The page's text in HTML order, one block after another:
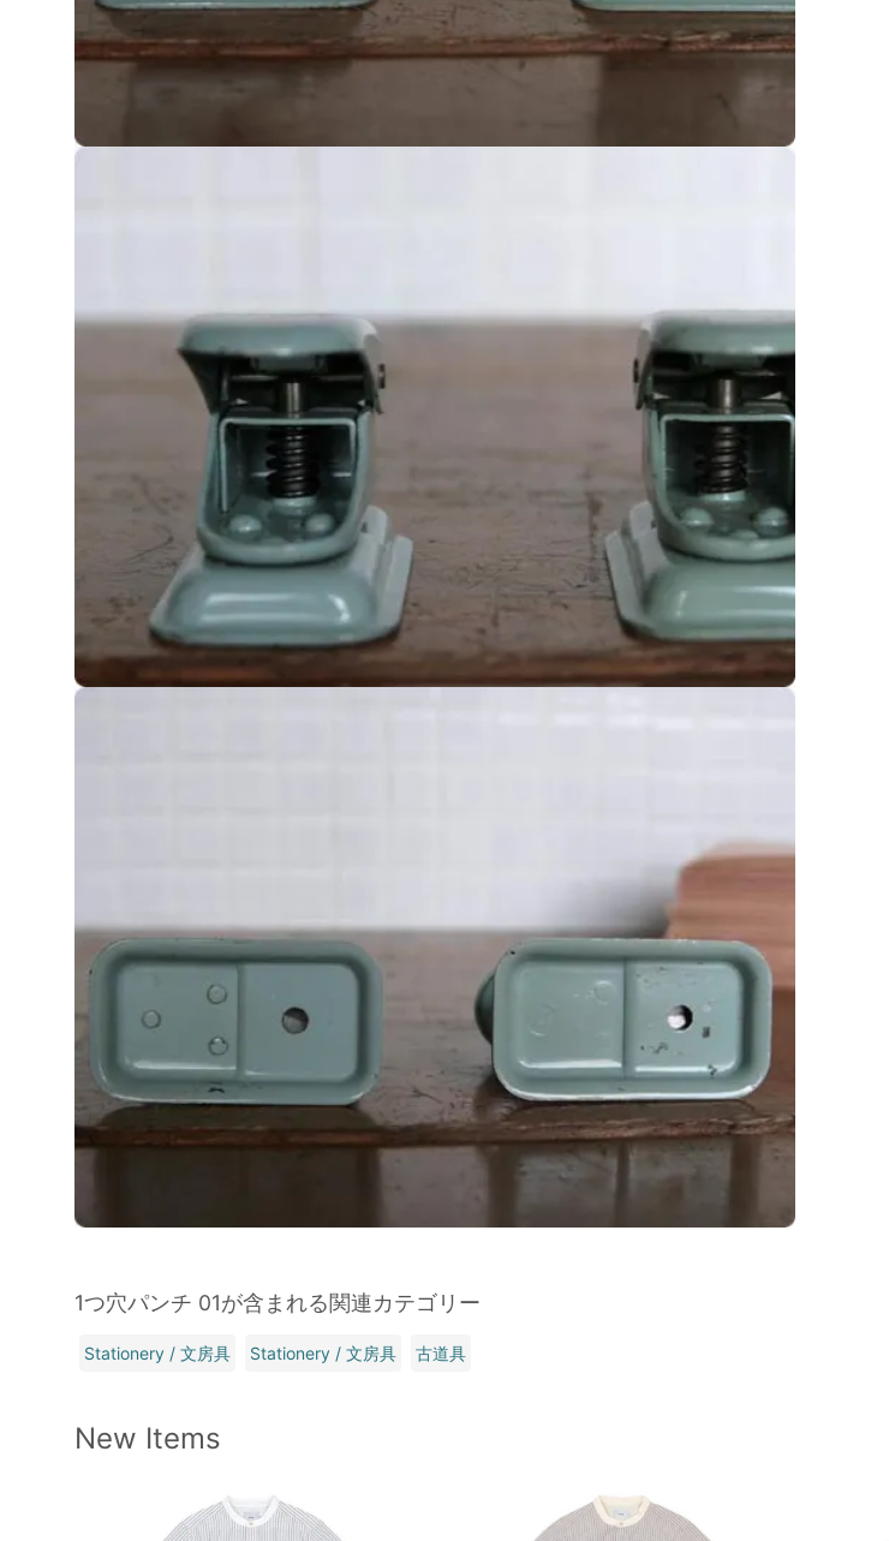
1つ穴パンチ 01が含まれる関連カテゴリー
Stationery / 文房具 Stationery / 文房具 古道具
New Items